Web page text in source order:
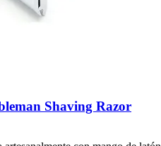
Shaving Razor